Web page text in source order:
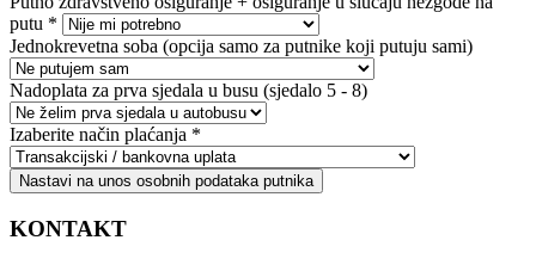
putu *
Jednokrevetna soba (opcija samo za putnike koji putuju sami)
Nadoplata za prva sjedala u busu (sjedalo 5 - 8)
Izaberite način plaćanja *
Nastavi na unos osobnih podataka putnika
KONTAKT